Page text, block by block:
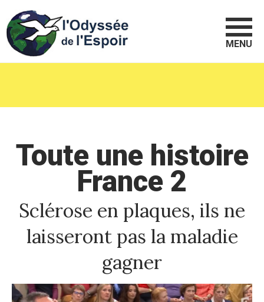
MENU
Toute une histoire
France 2
Sclérose en plaques, ils ne
laisseront pas la maladie
gagner